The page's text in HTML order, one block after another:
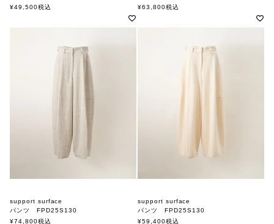
パンツ FPD27A141
¥49,500税込
サポートサーフェス
¥63,800税込
support surface
パンツ FPD25S130
サポートサーフェス
¥74,800税込
support surface
パンツ FPD25S130
サポートサーフェス
¥59,400税込